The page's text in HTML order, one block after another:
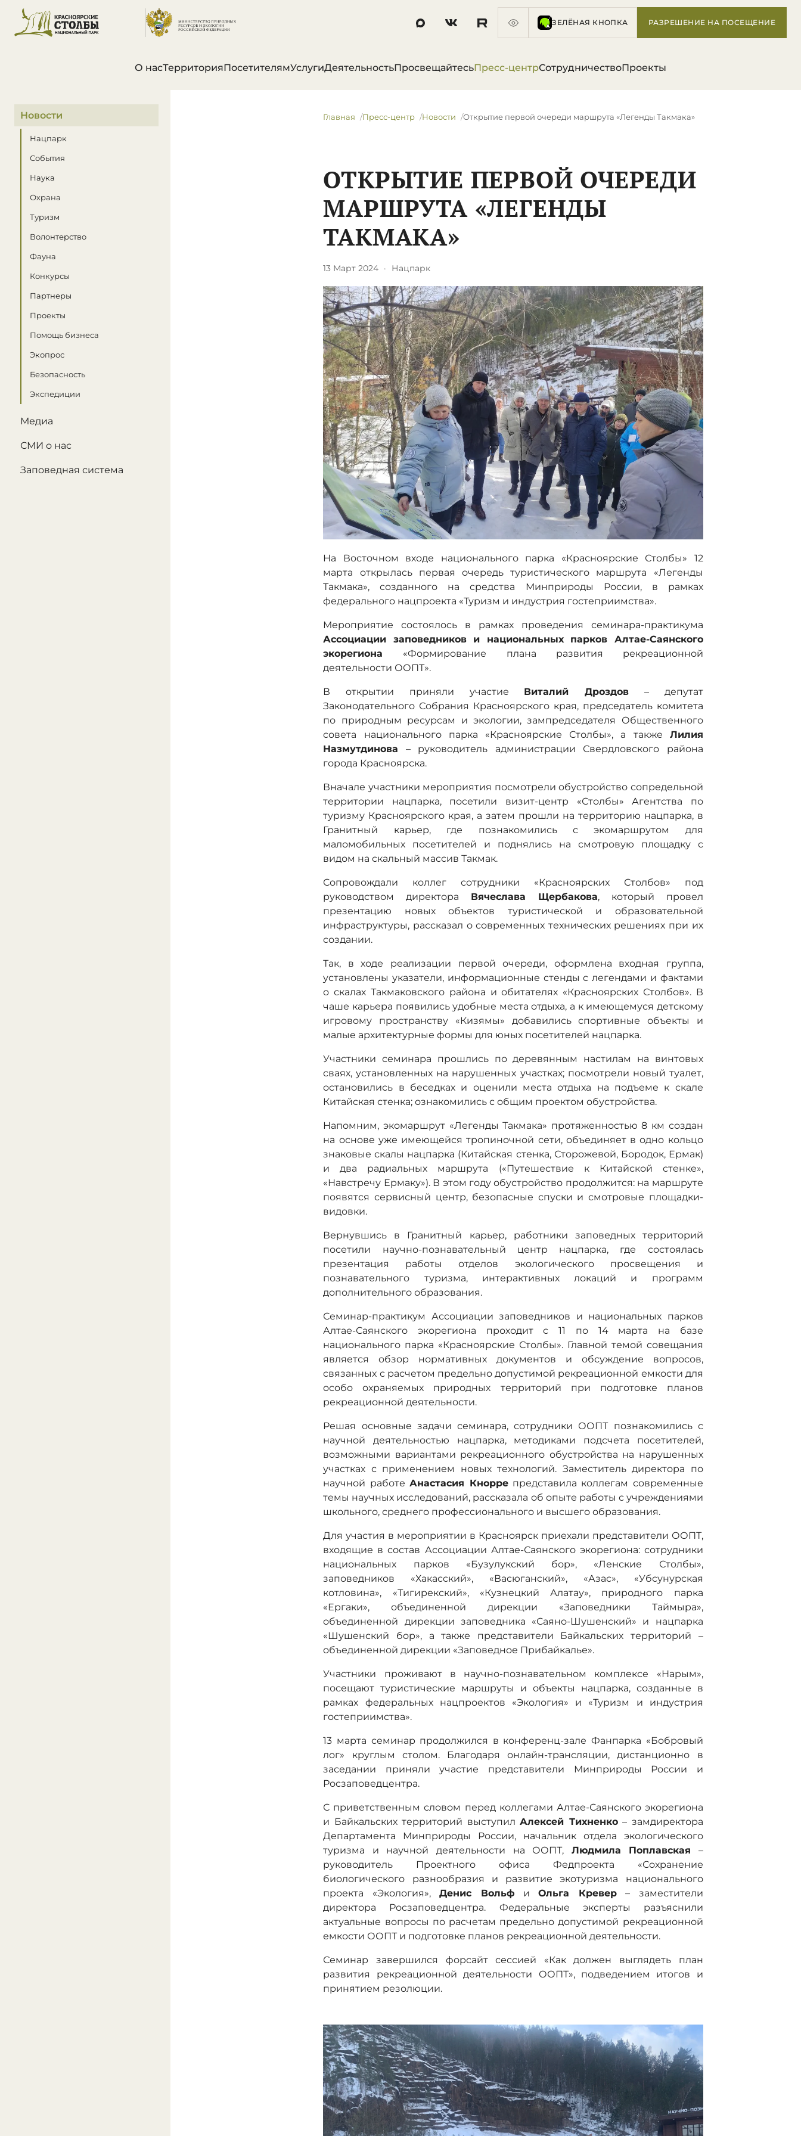
ЗЕЛЁНАЯ КНОПКА РАЗРЕШЕНИЕ НА ПОСЕЩЕНИЕ
О насТерриторияПосетителямУслугиДеятельностьПросвещайтесьПресс-центрСотрудничествоПроекты
В этом разделе
Новости
Нацпарк
События
Наука
Охрана
Туризм
Волонтерство
Фауна
Конкурсы
Партнеры
Проекты
Помощь бизнеса
Экопрос
Безопасность
Экспедиции
Медиа
СМИ о нас
Заповедная система
Главная Пресс-центр Новости ​Открытие первой очереди маршрута «Легенды Такмака»
​ОТКРЫТИЕ ПЕРВОЙ ОЧЕРЕДИ
МАРШРУТА «ЛЕГЕНДЫ
ТАКМАКА»
13 Март 2024 · Нацпарк
На Восточном входе национального парка «Красноярские Столбы» 12
марта открылась первая очередь туристического маршрута «Легенды
Такмака», созданного на средства Минприроды России, в рамках
федерального нацпроекта «Туризм и индустрия гостеприимства».
Мероприятие состоялось в рамках проведения семинара-практикума
Ассоциации заповедников и национальных парков Алтае-Саянского
экорегиона «Формирование плана развития рекреационной
деятельности ООПТ».
В открытии приняли участие Виталий Дроздов – депутат
Законодательного Собрания Красноярского края, председатель комитета
по природным ресурсам и экологии, зампредседателя Общественного
совета национального парка «Красноярские Столбы», а также Лилия
Назмутдинова – руководитель администрации Свердловского района
города Красноярска.
Вначале участники мероприятия посмотрели обустройство сопредельной
территории нацпарка, посетили визит-центр «Столбы» Агентства по
туризму Красноярского края, а затем прошли на территорию нацпарка, в
Гранитный карьер, где познакомились с экомаршрутом для
маломобильных посетителей и поднялись на смотровую площадку с
видом на скальный массив Такмак.
Сопровождали коллег сотрудники «Красноярских Столбов» под
руководством директора Вячеслава Щербакова, который провел
презентацию новых объектов туристической и образовательной
инфраструктуры, рассказал о современных технических решениях при их
создании.
Так, в ходе реализации первой очереди, оформлена входная группа,
установлены указатели, информационные стенды с легендами и фактами
о скалах Такмаковского района и обитателях «Красноярских Столбов». В
чаше карьера появились удобные места отдыха, а к имеющемуся детскому
игровому пространству «Кизямы» добавились спортивные объекты и
малые архитектурные формы для юных посетителей нацпарка.
Участники семинара прошлись по деревянным настилам на винтовых
сваях, установленных на нарушенных участках; посмотрели новый туалет,
остановились в беседках и оценили места отдыха на подъеме к скале
Китайская стенка; ознакомились с общим проектом обустройства.
Напомним, экомаршрут «Легенды Такмака» протяженностью 8 км создан
на основе уже имеющейся тропиночной сети, объединяет в одно кольцо
знаковые скалы нацпарка (Китайская стенка, Сторожевой, Бородок, Ермак)
и два радиальных маршрута («Путешествие к Китайской стенке»,
«Навстречу Ермаку»). В этом году обустройство продолжится: на маршруте
появятся сервисный центр, безопасные спуски и смотровые площадки-
видовки.
Вернувшись в Гранитный карьер, работники заповедных территорий
посетили научно-познавательный центр нацпарка, где состоялась
презентация работы отделов экологического просвещения и
познавательного туризма, интерактивных локаций и программ
дополнительного образования.
Семинар-практикум Ассоциации заповедников и национальных парков
Алтае-Саянского экорегиона проходит с 11 по 14 марта на базе
национального парка «Красноярские Столбы». Главной темой совещания
является обзор нормативных документов и обсуждение вопросов,
связанных с расчетом предельно допустимой рекреационной емкости для
особо охраняемых природных территорий при подготовке планов
рекреационной деятельности.
Решая основные задачи семинара, сотрудники ООПТ познакомились с
научной деятельностью нацпарка, методиками подсчета посетителей,
возможными вариантами рекреационного обустройства на нарушенных
участках с применением новых технологий. Заместитель директора по
научной работеАнастасия Кноррепредставила коллегам современные
темы научных исследований, рассказала об опыте работы с учреждениями
школьного, среднего профессионального и высшего образования.
Для участия в мероприятии в Красноярск приехали представители ООПТ,
входящие в состав Ассоциации Алтае-Саянского экорегиона: сотрудники
национальных парков «Бузулукский бор», «Ленские Столбы»,
заповедников «Хакасский», «Васюганский», «Азас», «Убсунурская
котловина», «Тигирекский», «Кузнецкий Алатау», природного парка
«Ергаки», объединенной дирекции «Заповедники Таймыра»,
объединенной дирекции заповедника «Саяно-Шушенский» и нацпарка
«Шушенский бор», а также представители Байкальских территорий –
объединенной дирекции «Заповедное Прибайкалье».
Участники проживают в научно-познавательном комплексе «Нарым»,
посещают туристические маршруты и объекты нацпарка, созданные в
рамках федеральных нацпроектов «Экология» и «Туризм и индустрия
гостеприимства».
13 марта семинар продолжился в конференц-зале Фанпарка «Бобровый
лог» круглым столом. Благодаря онлайн-трансляции, дистанционно в
заседании приняли участие представители Минприроды России и
Росзаповедцентра.
С приветственным словом перед коллегами Алтае-Саянского экорегиона
и Байкальских территорий выступилАлексей Тихненко– замдиректора
Департамента Минприроды России, начальник отдела экологического
туризма и научной деятельности на ООПТ, Людмила Поплавская –
руководитель Проектного офиса Федпроекта «Сохранение
биологического разнообразия и развитие экотуризма национального
проекта «Экология»,Денис Вольф иОльга Кревер– заместители
директора Росзаповедцентра. Федеральные эксперты разъяснили
актуальные вопросы по расчетам предельно допустимой рекреационной
емкости ООПТ и подготовке планов рекреационной деятельности.
Семинар завершился форсайт сессией «Как должен выглядеть план
развития рекреационной деятельности ООПТ», подведением итогов и
принятием резолюции.